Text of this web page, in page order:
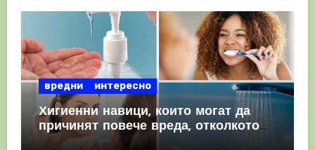
вредни интересно
Хигиенни навици, които могат да
причинят повече вреда, отколкото
полза